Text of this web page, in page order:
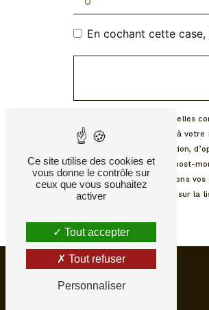
En cochant cette
** Les données personnelles
le seul but de répondre à votre
de portabilité, de limitation,
le sort de vos données post-
demandé. Nous conservons
le droit de vous inscrire sur la
Ce site utilise des cookies et
vous donne le contrôle sur
ceux que vous souhaitez
activer
Tout accepter
Tout refuser
Personnaliser